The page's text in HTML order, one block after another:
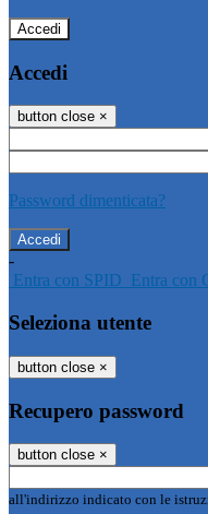
Accedi
Accedi
button close ×
Password dimenticata?
-
Entra con SPID Entra con
Seleziona utente
button close ×
Recupero password
button close ×
all'indirizzo indicato con le